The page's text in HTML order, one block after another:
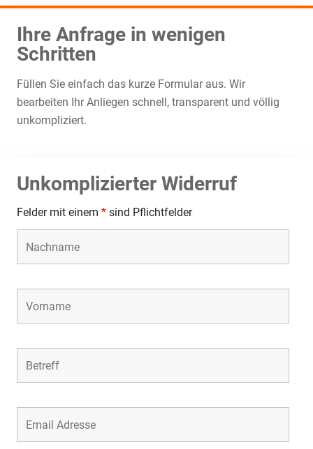
Ihre Anfrage in wenigen
Schritten
Füllen Sie einfach das kurze Formular aus. Wir
bearbeiten Ihr Anliegen schnell, transparent und völlig
unkompliziert.
Unkomplizierter Widerruf
Felder mit einem * sind Pflichtfelder